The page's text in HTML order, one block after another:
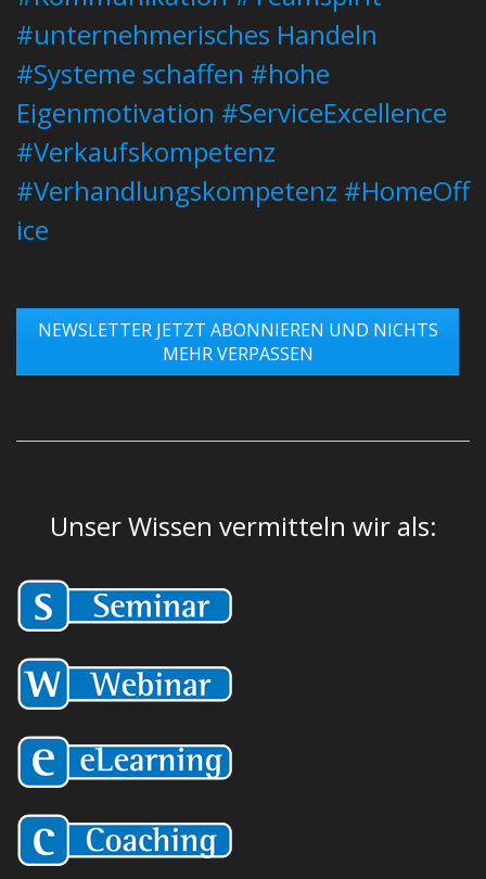
#unternehmerisches Handeln
#Systeme schaffen #hohe
Eigenmotivation #ServiceExcellence
#Verkaufskompetenz
#Verhandlungskompetenz #HomeOff
ice
NEWSLETTER JETZT ABONNIEREN UND NICHTS
MEHR VERPASSEN
​Unser Wissen vermitteln wir als: